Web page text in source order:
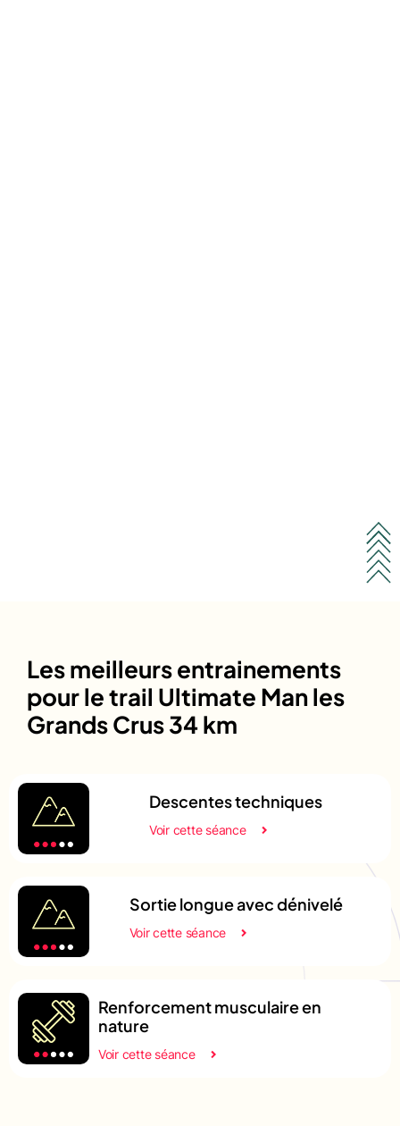
Les meilleurs entrainements
pour le trail Ultimate Man les
Grands Crus 34 km
Descentes techniques
Voir cette séance
Sortie longue avec dénivelé
Voir cette séance
Renforcement musculaire en
nature
Voir cette séance